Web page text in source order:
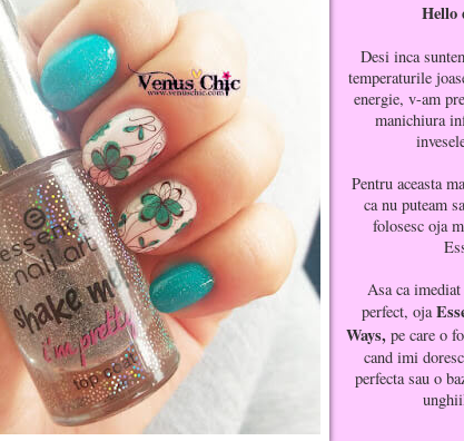
Hello
Desi inca
temperaturile
energie, v-am
manichiura
Pentru aceasta
ca nu puteam
folosesc oja
Asa ca
perfect, oja
Ways,pe care o
cand imi
perfecta sau o